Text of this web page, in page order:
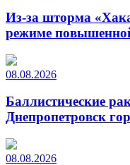
Из-за шторма
режиме
08.08.2026
Баллистические
Днепропетровск
08.08.2026